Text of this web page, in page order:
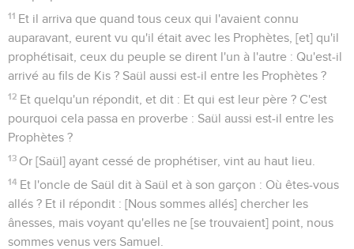
11 Et il arriva que quand tous ceux qui l'avaient connu
auparavant, eurent vu qu'il était avec les Prophètes, [et] qu'il
prophétisait, ceux du peuple se dirent l'un à l'autre : Qu'est-il
arrivé au fils de Kis ? Saül aussi est-il entre les Prophètes ?
12 Et quelqu'un répondit, et dit : Et qui est leur père ? C'est
pourquoi cela passa en proverbe : Saül aussi est-il entre les
Prophètes ?
13 Or [Saül] ayant cessé de prophétiser, vint au haut lieu.
14 Et l'oncle de Saül dit à Saül et à son garçon : Où êtes-vous
allés ? Et il répondit : [Nous sommes allés] chercher les
ânesses, mais voyant qu'elles ne [se trouvaient] point, nous
sommes venus vers Samuel.